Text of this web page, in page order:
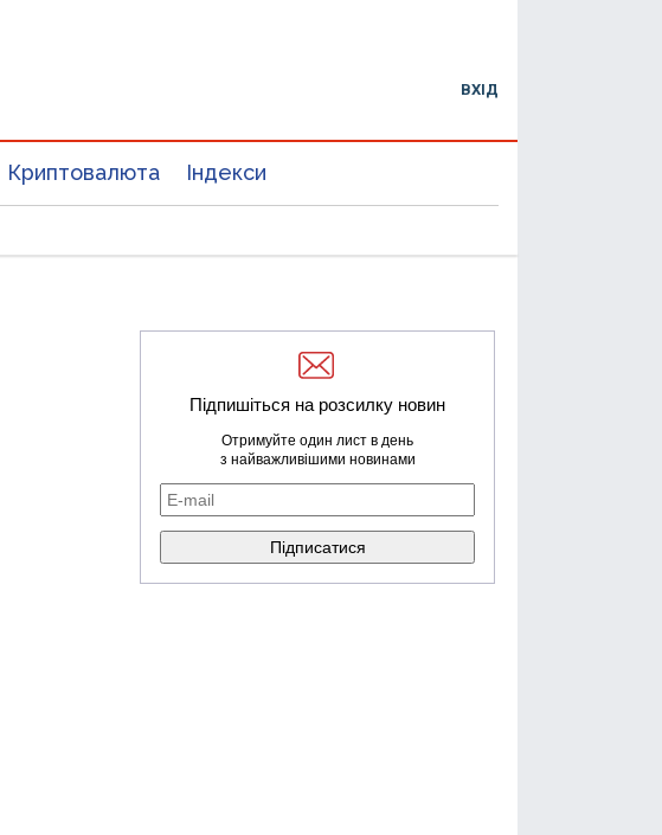
ВХІД
Криптовалюта Індекси
Підпишіться на розсилку новин
Отримуйте один лист в день
з найважливішими новинами